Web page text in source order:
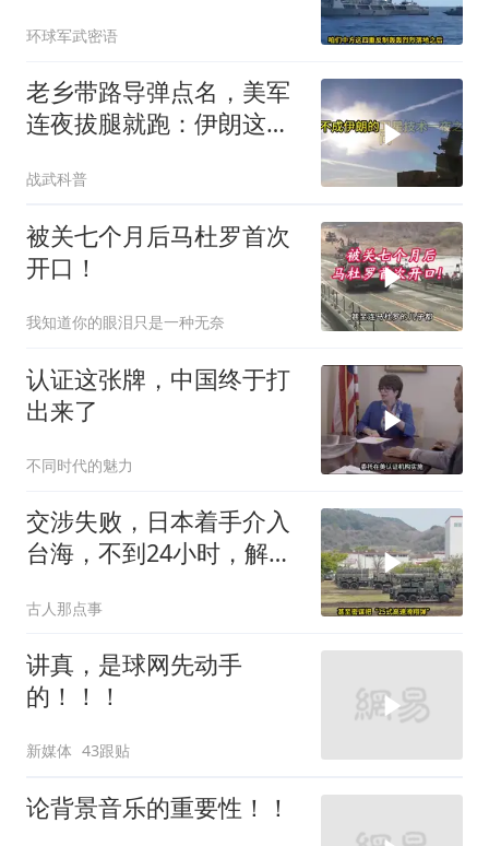
环球军武密语
老乡带路导弹点名，美军
连夜拔腿就跑：伊朗这波
光
战武科普
被关七个月后马杜罗首次
开口！
我知道你的眼泪只是一种无奈
认证这张牌，中国终于打
出来了
不同时代的魅力
交涉失败，日本着手介入
台海，不到24小时，解放
古人那点事
讲真，是球网先动手
的！！！
新媒体 43跟贴
论背景音乐的重要性！！